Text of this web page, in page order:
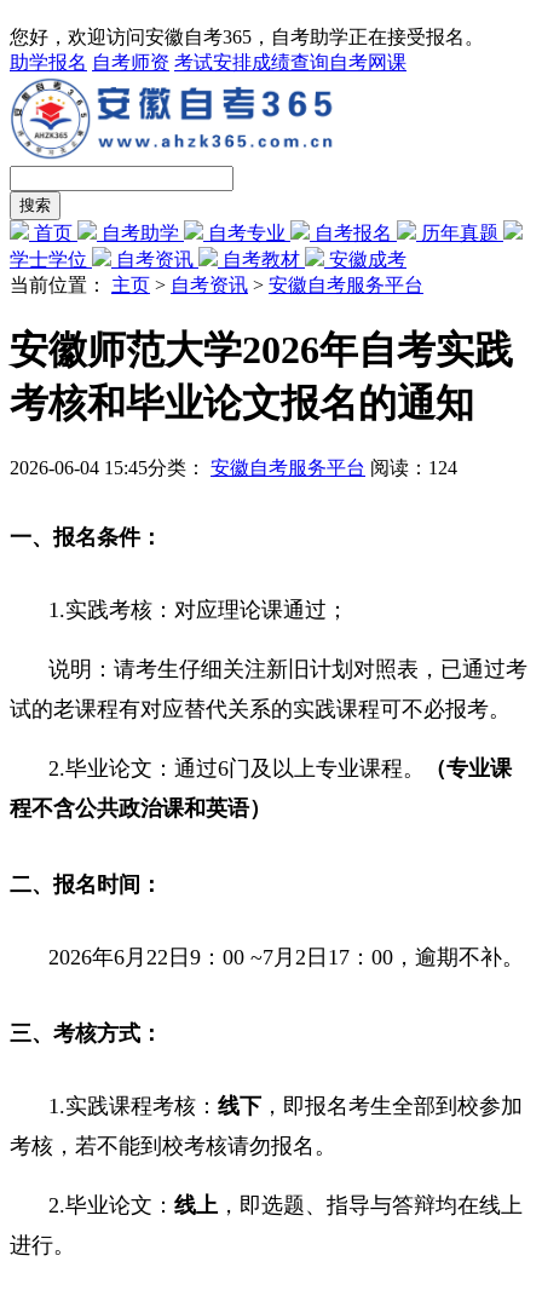
您好，欢迎访问安徽自考365，自考助学正在接受报名。
助学报名 自考师资 考试安排成绩查询自考网课
首页 自考助学 自考专业 自考报名
历年真题
学士学位
自考资讯 自考教材
安徽成考
当前位置： 主页 > 自考资讯 > 安徽自考服务平台
安徽师范大学2026年自考实践
考核和毕业论文报名的通知
2026-06-04 15:45分类： 安徽自考服务平台 阅读： 124
一、报名条件：
1.实践考核：对应理论课通过；
说明：请考生仔细关注新旧计划对照表，已通过考
试的老课程有对应替代关系的实践课程可不必报考。
2.毕业论文：通过6门及以上专业课程。
（专业课
程不含公共政治课和英语）
二、报名时间：
2026年6月22日9：00 ~7月2日17：00，逾期不补。
三、考核方式：
1.实践课程考核： 线下 ，即报名考生全部到校参加
考核，若不能到校考核请勿报名。
2.毕业论文： 线上 ，即选题、指导与答辩均在线上
进行。